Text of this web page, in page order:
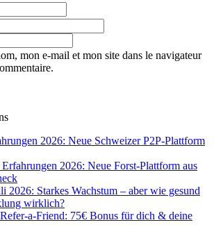
mon e-mail et mon site dans le navigateur
2026: Neue Schweizer P2P-Plattform
2026: Neue Forst-Plattform aus
2026: Starkes Wachstum – aber wie gesund
wirklich?
a-Friend: 75€ Bonus für dich & deine